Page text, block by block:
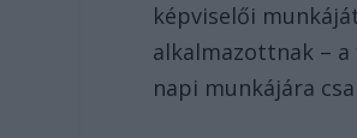
képviselői
alkalmazottnak –
napi munkájára